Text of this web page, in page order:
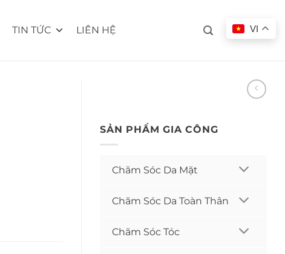
TIN TỨC LIÊN HỆ VI
SẢN PHẨM GIA CÔNG
Chăm Sóc Da Mặt
Chăm Sóc Da Toàn Thân
Chăm Sóc Tóc